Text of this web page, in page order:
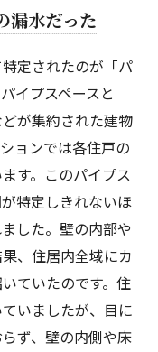
漏水だった
定されたのが「パ
イプスペースと
が集約された建物
ョンでは各住戸の
す。このパイプス
特定しきれないほ
した。壁の内部や
、住居内全域にカ
ていたのです。住
いましたが、目に
ず、壁の内側や床